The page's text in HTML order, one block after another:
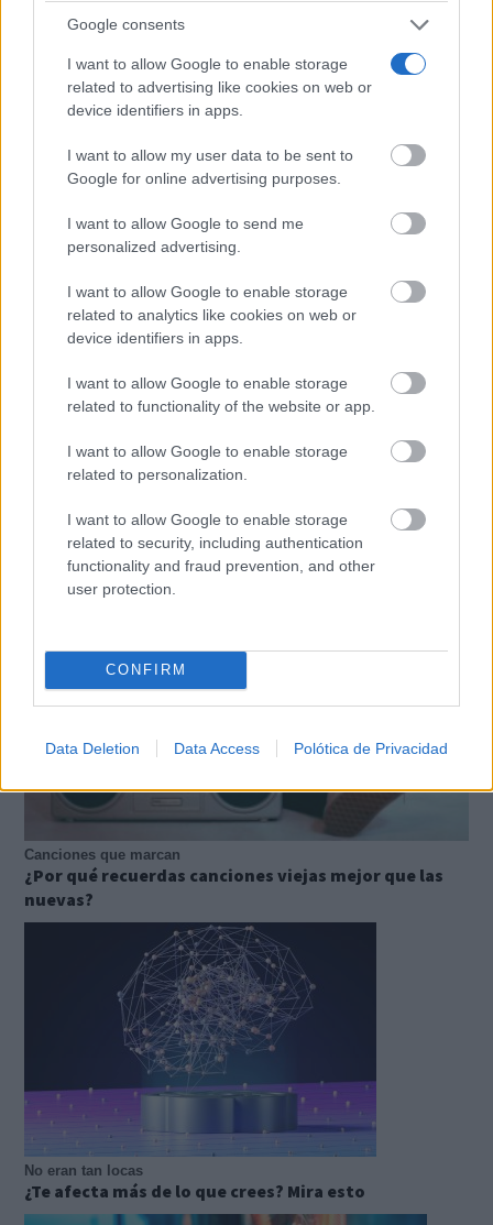
Google consents
I want to allow Google to enable storage
related to advertising like cookies on web or
device identifiers in apps.
I want to allow my user data to be sent to
Google for online advertising purposes.
I want to allow Google to send me
personalized advertising.
I want to allow Google to enable storage
related to analytics like cookies on web or
device identifiers in apps.
I want to allow Google to enable storage
related to functionality of the website or app.
I want to allow Google to enable storage
related to personalization.
I want to allow Google to enable storage
related to security, including authentication
functionality and fraud prevention, and other
user protection.
CONFIRM
Data Deletion Data Access Polótica de Privacidad
Corepunk MMORPG
Un verdadero MMORPG de la vieja escuela ¡Cómo los
Inspírate y elige tu próximo destino para 2026
Canciones que marcan
¿Por qué recuerdas canciones viejas mejor que las
nuevas?
No eran tan locas
¿Te afecta más de lo que crees? Mira esto